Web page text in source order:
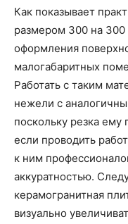
Как показывает
размером 300 на
оформления
малогабаритных
Работать с таким
нежели с
поскольку резка
если проводить
к ним
аккуратностью.
керамогранитная
визуально